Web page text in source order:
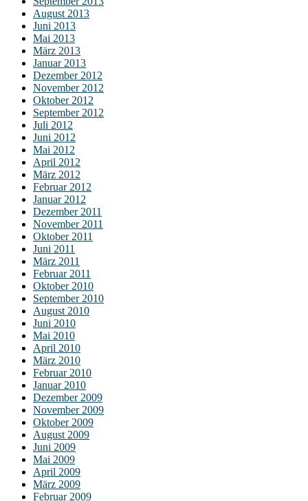
August 2013
Juni 2013
Mai 2013
März 2013
Januar 2013
Dezember 2012
November 2012
Oktober 2012
September 2012
Juli 2012
Juni 2012
Mai 2012
April 2012
März 2012
Februar 2012
Januar 2012
Dezember 2011
November 2011
Oktober 2011
Juni 2011
März 2011
Februar 2011
Oktober 2010
September 2010
August 2010
Juni 2010
Mai 2010
April 2010
März 2010
Februar 2010
Januar 2010
Dezember 2009
November 2009
Oktober 2009
August 2009
Juni 2009
Mai 2009
April 2009
März 2009
Februar 2009